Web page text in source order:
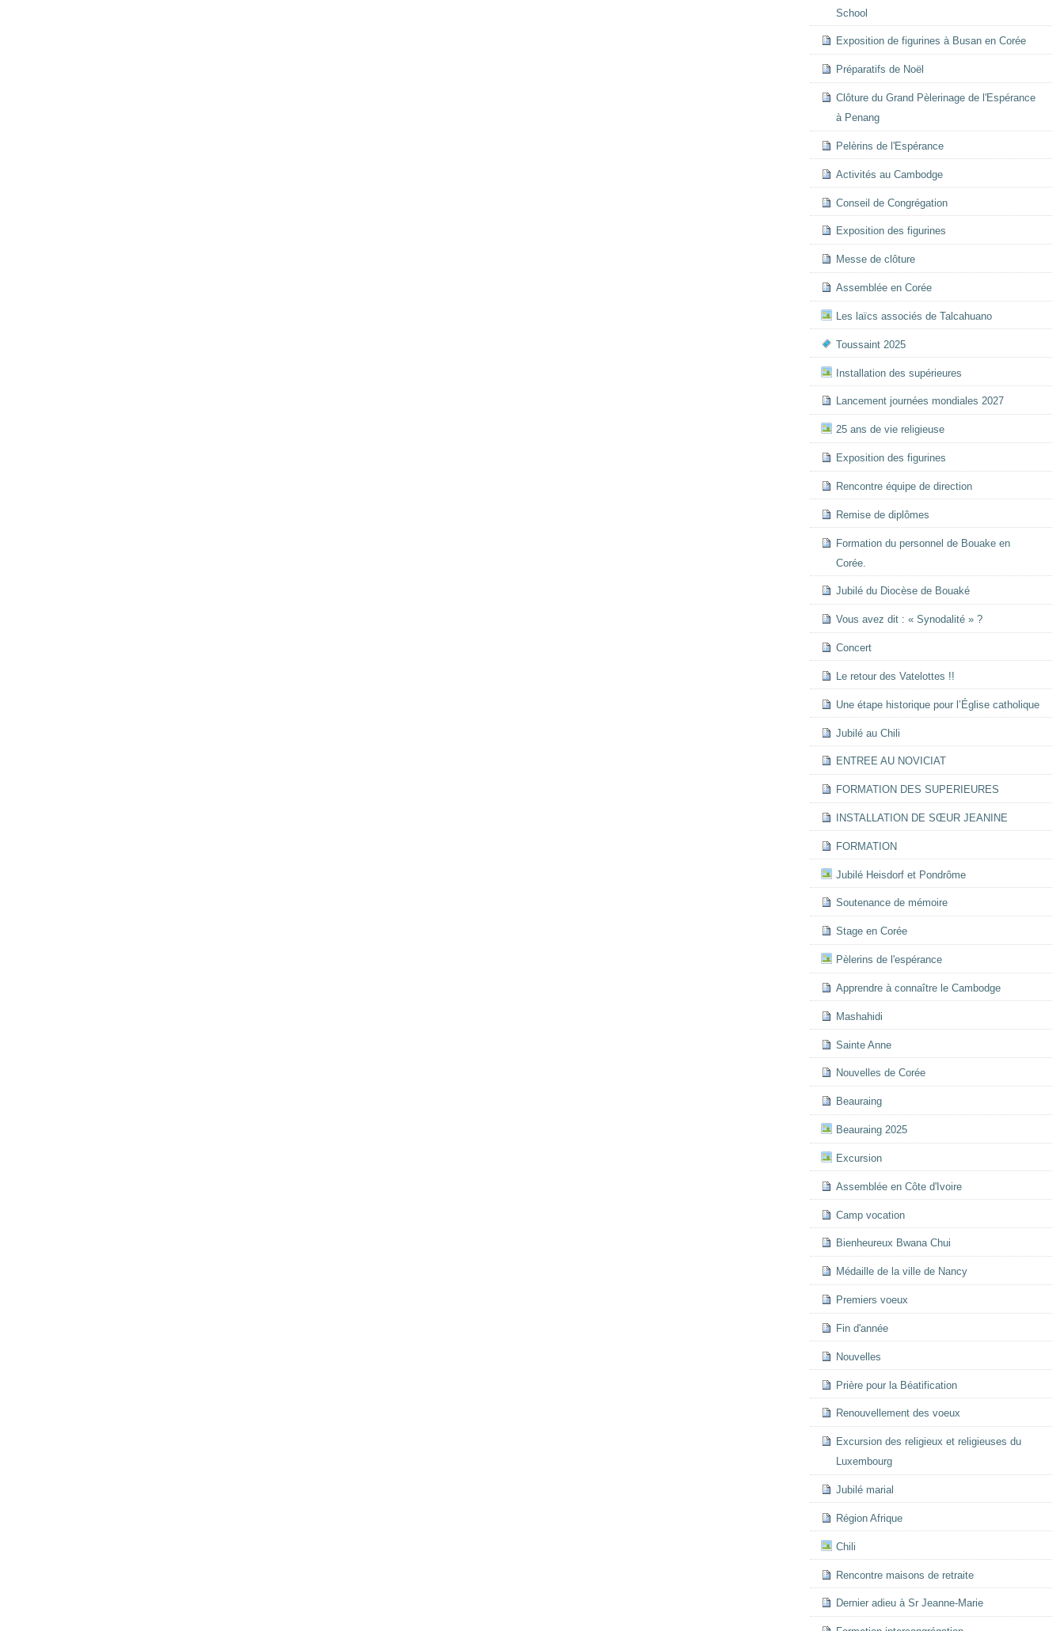
School
Exposition de figurines à Busan en Corée
Préparatifs de Noël
Clôture du Grand Pèlerinage de l'Espérance
à Penang
Pelèrins de l'Espérance
Activités au Cambodge
Conseil de Congrégation
Exposition des figurines
Messe de clôture
Assemblée en Corée
Les laïcs associés de Talcahuano
Toussaint 2025
Installation des supérieures
Lancement journées mondiales 2027
25 ans de vie religieuse
Exposition des figurines
Rencontre équipe de direction
Remise de diplômes
Formation du personnel de Bouake en
Corée.
Jubilé du Diocèse de Bouaké
Vous avez dit : « Synodalité » ?
Concert
Le retour des Vatelottes !!
Une étape historique pour l’Église catholique
Jubilé au Chili
ENTREE AU NOVICIAT
FORMATION DES SUPERIEURES
INSTALLATION DE SŒUR JEANINE
FORMATION
Jubilé Heisdorf et Pondrôme
Soutenance de mémoire
Stage en Corée
Pèlerins de l'espérance
Apprendre à connaître le Cambodge
Mashahidi
Sainte Anne
Nouvelles de Corée
Beauraing
Beauraing 2025
Excursion
Assemblée en Côte d'Ivoire
Camp vocation
Bienheureux Bwana Chui
Médaille de la ville de Nancy
Premiers voeux
Fin d'année
Nouvelles
Prière pour la Béatification
Renouvellement des voeux
Excursion des religieux et religieuses du
Luxembourg
Jubilé marial
Région Afrique
Chili
Rencontre maisons de retraite
Dernier adieu à Sr Jeanne-Marie